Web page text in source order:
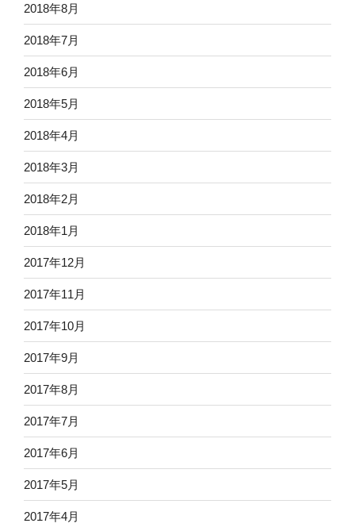
2018年8月
2018年7月
2018年6月
2018年5月
2018年4月
2018年3月
2018年2月
2018年1月
2017年12月
2017年11月
2017年10月
2017年9月
2017年8月
2017年7月
2017年6月
2017年5月
2017年4月